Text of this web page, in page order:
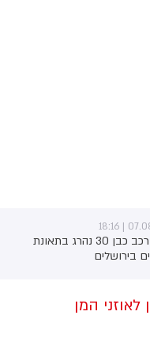
נהג רכב כבן 30 נהרג בתאונת
בירושלים
לאוזני המן